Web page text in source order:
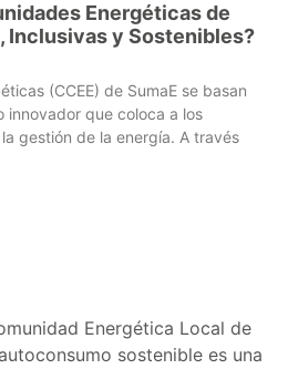
Energéticas de
Inclusivas y Sostenibles?
(CCEE) de SumaE se basan
innovador que coloca a los
gestión de la energía. A través
Energética Local de
sostenible es una